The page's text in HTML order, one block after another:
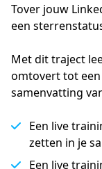
Tover jouw
een
Met dit traject
omtovert tot
samenvatting
Een live
zetten in je
Een live